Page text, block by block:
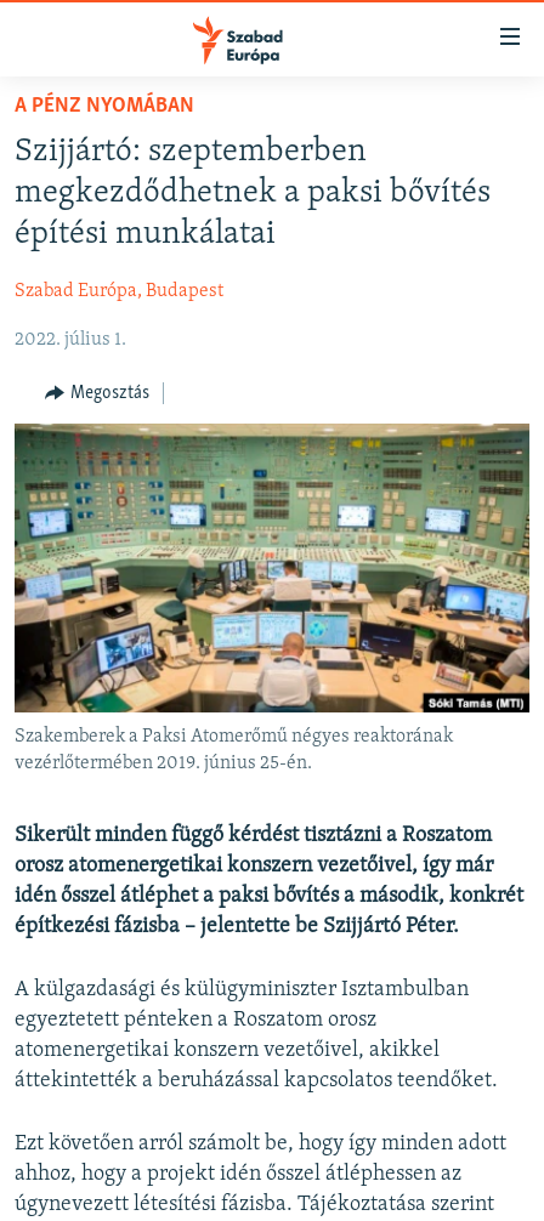
Akadálymentes
Ugrás
fő
oldalra
Ugrás
tartalomjegyzékre
AKTUÁLIS
PODCASTOK
ELEMZŐ
NER15
SZABADON
TÁRSADALOM
DEMOKRÁCIA
A PÉNZ NYOMÁBAN
EURÓPAI UNIÓ
VILÁG
KLÍMAVÁLTOZÁS
A MÚLT TANULSÁGAI
KÖVESSEN MINKET!
Valamennyi RFE/RL weboldal
A PÉNZ NYOMÁBAN
Szijjártó: szeptemberben
megkezdődhetnek a paksi bővítés
építési munkálatai
Szabad Európa, Budapest
2022. július 1.
Megosztás
Szakemberek a Paksi Atomerőmű négyes reaktorának
vezérlőtermében 2019. június 25-én.
Sikerült minden függő kérdést tisztázni a Roszatom
orosz atomenergetikai konszern vezetőivel, így már
idén ősszel átléphet a paksi bővítés a második, konkrét
építkezési fázisba – jelentette be Szijjártó Péter.
A külgazdasági és külügyminiszter Isztambulban
egyeztetett pénteken a Roszatom orosz
atomenergetikai konszern vezetőivel, akikkel
áttekintették a beruházással kapcsolatos teendőket.
Ezt követően arról számolt be, hogy így minden adott
ahhoz, hogy a projekt idén ősszel átléphessen az
úgynevezett létesítési fázisba. Tájékoztatása szerint
FELIRATKOZÁS
Spotify